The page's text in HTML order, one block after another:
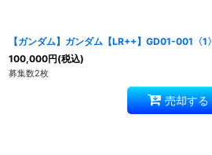
【ガンダム】ガンダム【LR++】GD01-001〈1〉
100,000円(税込)
募集数2枚
売却する